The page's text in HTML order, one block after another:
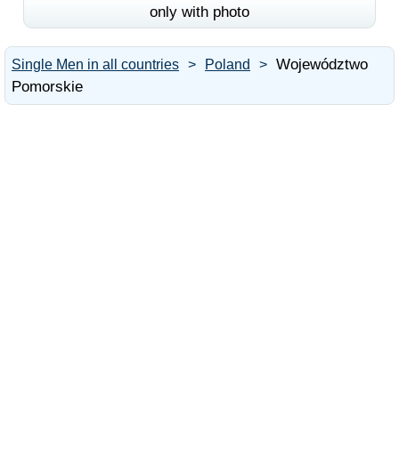
only with photo
Single Men in all countries Poland
Województwo
Pomorskie